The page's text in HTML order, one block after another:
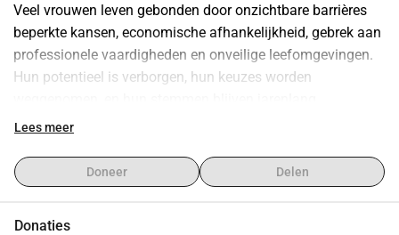
Veel vrouwen leven gebonden door onzichtbare barrières
beperkte kansen, economische afhankelijkheid, gebrek aan
professionele vaardigheden en onveilige leefomgevingen.
Hun potentieel is verborgen, hun keuzes worden
ongehoord. Empowerment is geen liefdadigheid, maar het
levensveranderende ondersteuning voor achtergestelde
vrouwen: Professionele vaardigheidstraining om hen te
Lees meer
Doneer Delen
Donaties